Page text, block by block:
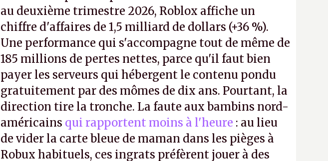
au deuxième trimestre 2026, Roblox affiche un
chiffre d'affaires de 1,5 milliard de dollars (+36 %).
Une performance qui s'accompagne tout de même de
185 millions de pertes nettes, parce qu'il faut bien
payer les serveurs qui hébergent le contenu pondu
gratuitement par des mômes de dix ans. Pourtant, la
direction tire la tronche. La faute aux bambins nord-
américains qui rapportent moins à l'heure : au lieu
de vider la carte bleue de maman dans les pièges à
Robux habituels, ces ingrats préfèrent jouer à des